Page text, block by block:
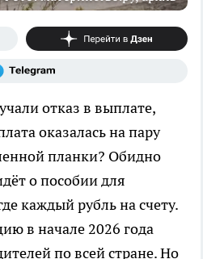
отказ в выплате,
оказалась на пару
планки? Обидно
о пособии для
каждый рубль на счету.
в начале 2026 года
по всей стране. Но